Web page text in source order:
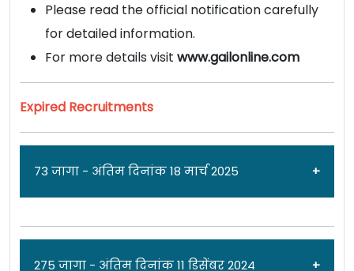
Please read the official notification carefully
for detailed information.
For more details visit www.gailonline.com
Expired Recruitments
73 जागा - अंतिम दिनांक 18 मार्च 2025
जाहिरात दिनांक: 18/02/25
275 जागा - अंतिम दिनांक 11 डिसेंबर 2024